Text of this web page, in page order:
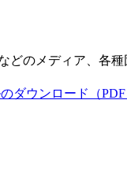
のメディア、各